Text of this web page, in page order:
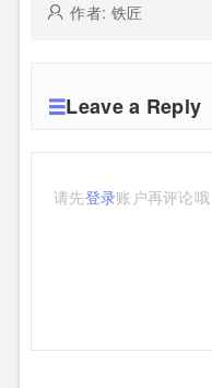
作者: 铁匠
Leave a Reply
请先登录账户再评论哦